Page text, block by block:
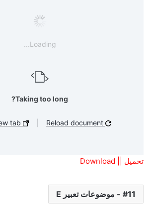
Loading...
Taking too long?
تحميل || Download
11 - موضوعات تعبير E